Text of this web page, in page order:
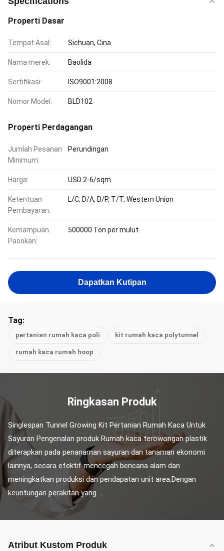
Properti Dasar
Tempat Asal: Sichuan, Cina
Nama merek: Baolida
Sertifikasi: ISO9001:2008
Nomor Model: BLD102
Properti Perdagangan
Jumlah Pesanan
Minimum:
Perundingan
Harga: USD 2-6/sqm
Ketentuan
Pembayaran:
L/C, D/A, D/P, T/T, Western Union
Kemampuan
Pasokan:
500000 Ton per mulut
Dapatkan Kutipan
Tag:
pertanian rumah kaca poli kit rumah kaca polytunnel
rumah kaca rumah hoop
Ringkasan Produk
Singlespan Tunnel Growing Kit Pertanian Rumah Kaca Untuk
Sayuran Pengenalan produk Rumah kaca terowongan plastik
diterapkan pada penanaman sayuran dan tanaman ekonomi
lainnya, secara efektif mencegah bencana alam dan
meningkatkan produksi dan pendapatan unit area.Dengan
keuntungan perakitan yang ...
Atribut Kustom Produk